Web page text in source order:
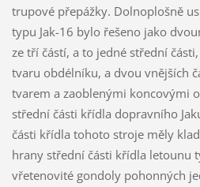
trupové přepážky. Dolnoplošně
typu Jak-16 bylo řešeno jako
ze tří částí, a to jedné střední
tvaru obdélníku, a dvou vnějších
tvarem a zaoblenými koncovými
střední části křídla dopravního
části křídla tohoto stroje měly
hrany střední části křídla letounu
vřetenovité gondoly pohonných